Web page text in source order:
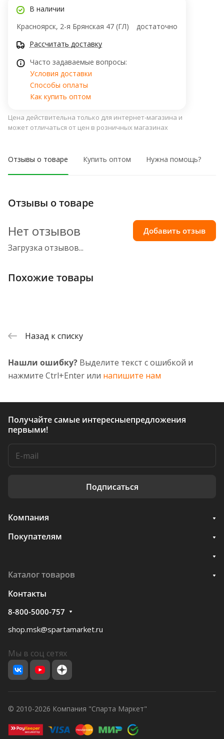
В наличии
Красноярск, 2-я Брянская 47 (ГЛ)
достаточно
Рассчитать доставку
Часто задаваемые вопросы:
Условия доставки
Способы оплаты
Как купить оптом
Цена действительна только для интернет-магазина и
может отличаться от цен в розничных магазинах
Отзывы о товаре Купить оптом Нужна помощь?
Отзывы о товаре
Загрузка отзывов...
Нет отзывов Добавить отзыв
Похожие товары
Назад к списку
Нашли ошибку? Выделите текст с ошибкой и
нажмите Ctrl+Enter или напишите нам
Получайте самые интересныепредложения
первыми!
Подписаться
Компания
Покупателям
Каталог товаров
Контакты
8-800-5000-757
shop.msk@spartamarket.ru
Мы в соц сетях
© 2010-2026 Компания "Спарта Маркет"